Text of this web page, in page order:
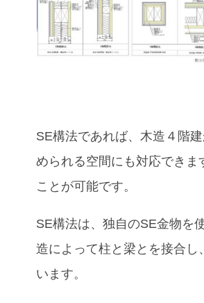
SE構法であれば、 木造４階
められる空間にも対応でき
ことが可能です。
SE構法は、独自のSE金物を
造によって柱と梁とを接合
います。